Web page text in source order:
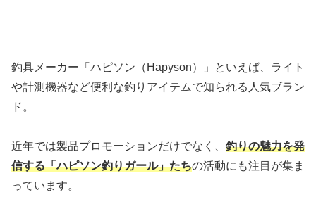
釣具メーカー「ハピソン（Hapyson）」といえば、ライト
や計測機器など便利な釣りアイテムで知られる人気ブラン
ド。
近年では製品プロモーションだけでなく、 釣りの魅力を発
信する「ハピソン釣りガール」たちの活動にも注目が集ま
っています。